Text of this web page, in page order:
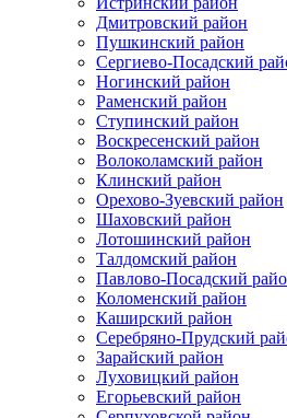
Дмитровский район
Пушкинский район
Сергиево-Посадский
Ногинский район
Раменский район
Ступинский район
Воскресенский район
Волоколамский район
Клинский район
Орехово-Зуевский район
Шаховский район
Лотошинский район
Талдомский район
Павлово-Посадский
Коломенский район
Каширский район
Серебряно-Прудский
Зарайский район
Луховицкий район
Егорьевский район